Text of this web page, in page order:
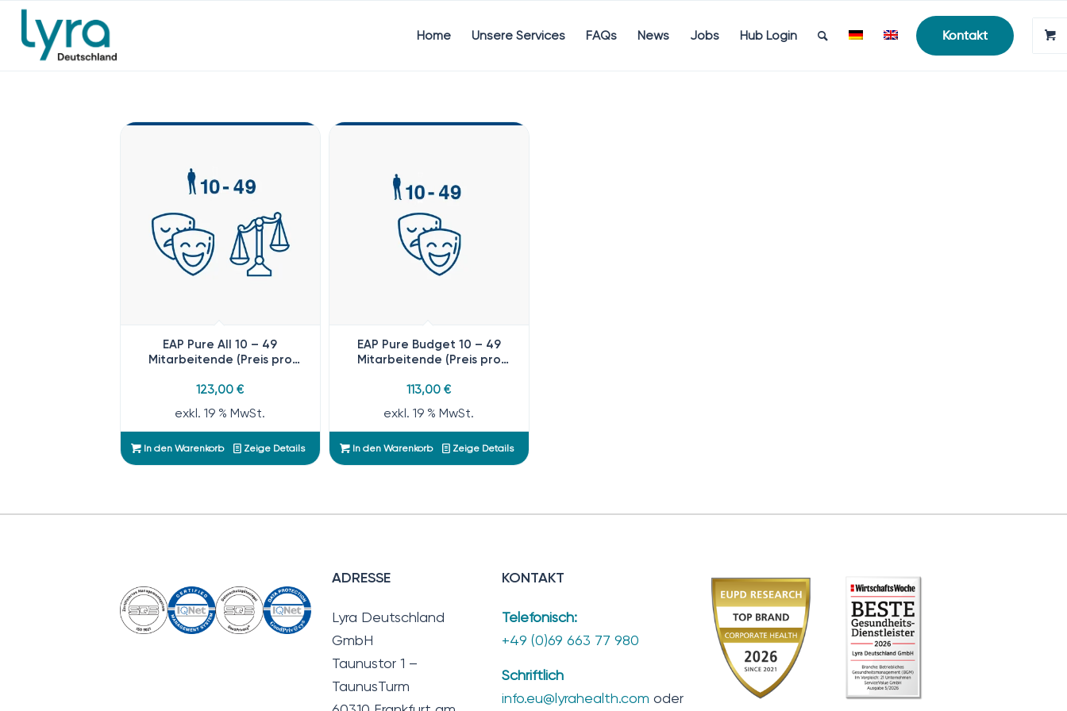
Home Unsere Services FAQs News Jobs Hub Login Kontakt
EAP Pure All 10 – 49
Mitarbeitende (Preis pro
123,00€
exkl. 19 % MwSt.
In den Warenkorb Zeige Details
EAP Pure Budget 10 – 49
Mitarbeitende (Preis pro
113,00€
exkl. 19 % MwSt.
In den Warenkorb Zeige Details
ADRESSE
Lyra Deutschland
GmbH
Taunustor 1 –
TaunusTurm
KONTAKT
Telefonisch:
+49 (0)69 663 77 980
Schriftlich
info.eu@lyrahealth.com oder